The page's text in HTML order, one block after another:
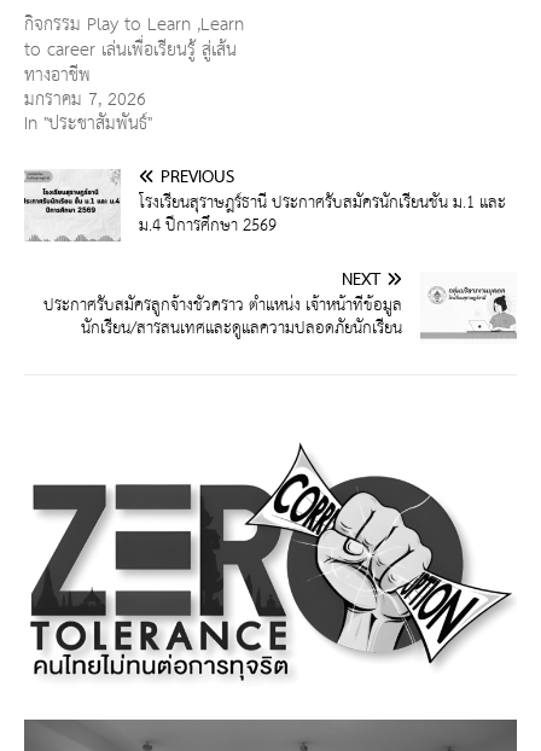
กิจกรรม Play to Learn ,Learn
to career เล่นเพื่อเรียนรู้ สู่เส้น
ทางอาชีพ
มกราคม 7, 2026
In "ประชาสัมพันธ์"
PREVIOUS
โรงเรียนสุราษฎร์ธานี ประกาศรับสมัครนักเรียนชั้น ม.1 และ
ม.4 ปีการศึกษา 2569
NEXT
ประกาศรับสมัครลูกจ้างชั่วคราว ตำแหน่ง เจ้าหน้าที่ข้อมูล
นักเรียน/สารสนเทศและดูแลความปลอดภัยนักเรียน